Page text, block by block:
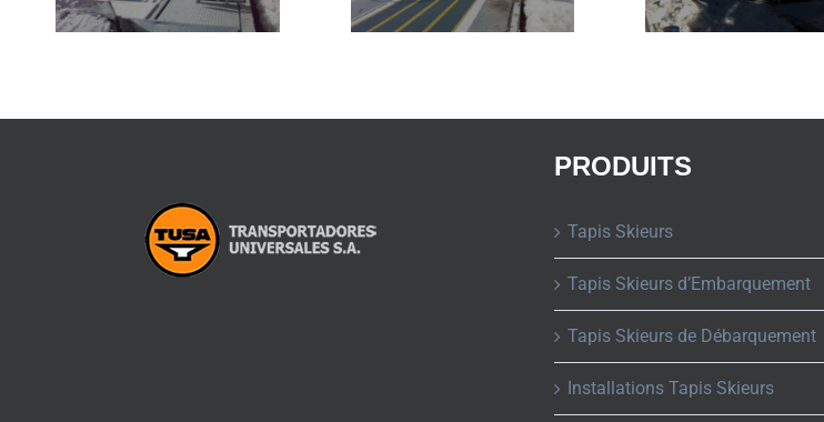
PRODUITS
Tapis Skieurs
Tapis Skieurs d’Embarquement
Tapis Skieurs de Débarquement
Installations Tapis Skieurs